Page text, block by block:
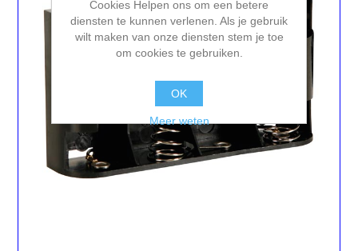
Cookies Helpen ons om een betere
diensten te kunnen verlenen. Als je gebruik
wilt maken van onze diensten stem je toe
om cookies te gebruiken.
OK
Meer weten